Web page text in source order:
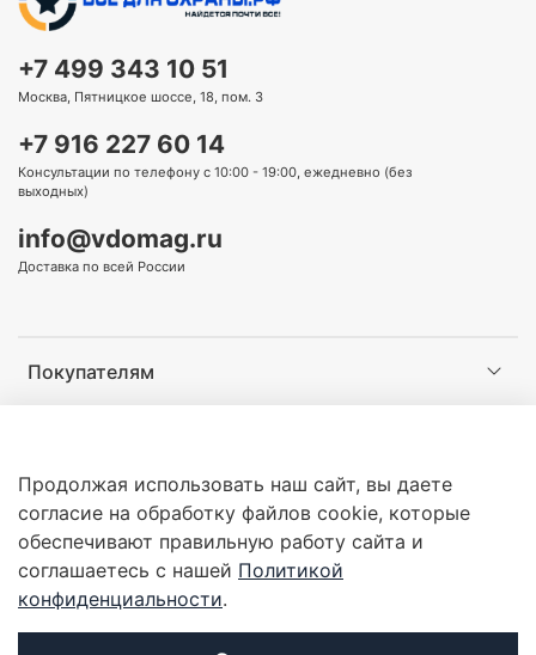
Покупателям
+7 499 343 10 51
Москва, Пятницкое шоссе, 18, пом. 3
+7 916 227 60 14
Консультации по телефону с 10:00 - 19:00, ежедневно (без
выходных)
info@vdomag.ru
Доставка по всей России
Copyright © 2016-2026 - Интернет-магазин оборудования
для охраны и силовых структур «Все для охраны»
ИП Галкин Андрей Геннадиевич ОГРНИП
Продолжая использовать наш сайт, вы даете
согласие на обработку файлов cookie, которые
обеспечивают правильную работу сайта и
соглашаетесь с нашей Политикой
конфиденциальности.